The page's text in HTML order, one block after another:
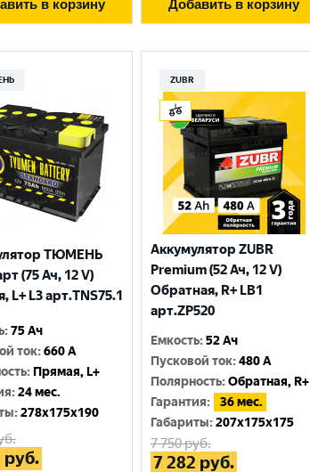
в корзину Добавить в корзину
ТЮМЕНЬ
(75 Ач, 12 V)
L+ L3 арт.TNS75.1
:75 Ач
ток:660 A
: Прямая, L+
:24 мес.
:278x175x190
руб.
ZUBR
Аккумулятор ZUBR
Premium (52 Ач, 12 V)
Обратная, R+ LB1
арт.ZP520
Емкость:52 Ач
Пусковой ток:480 A
Полярность:Обратная, R+
Гарантия:
36 мес.
Габариты:207x175x175
7 750руб.
7 282 руб.